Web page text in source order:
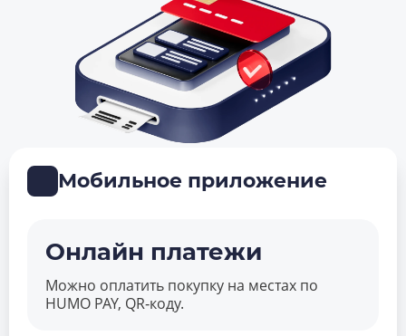
Мобильное приложение
Онлайн платежи
Можно оплатить покупку на местах по
HUMO PAY, QR‑коду.